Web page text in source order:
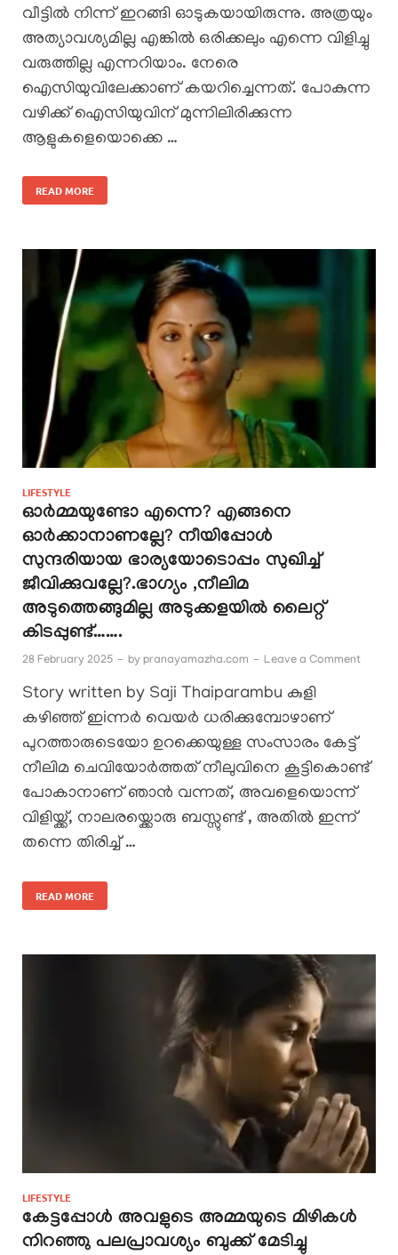
വീട്ടിൽ നിന്ന് ഇറങ്ങി ഓടുകയായിരുന്നു. അത്രയും
അത്യാവശ്യമില്ല എങ്കിൽ ഒരിക്കലും എന്നെ വിളിച്ചു
വരുത്തില്ല എന്നറിയാം. നേരെ
ഐസിയുവിലേക്കാണ് കയറിച്ചെന്നത്. പോകുന്ന
വഴിക്ക് ഐസിയുവിന് മുന്നിലിരിക്കുന്ന
ആളുകളെയൊക്കെ …
READ MORE
LIFESTYLE
ഓർമ്മയുണ്ടോ എന്നെ? എങ്ങനെ
ഓർക്കാനാണല്ലേ? നീയിപ്പോൾ
സുന്ദരിയായ ഭാര്യയോടൊപ്പം സുഖിച്ച്
ജീവിക്കുവല്ലേ?.ഭാഗ്യം ,നീലിമ
അടുത്തെങ്ങുമില്ല അടുക്കളയിൽ ലൈറ്റ്
കിടപ്പുണ്ട്…….
28 February 2025 - by pranayamazha.com - Leave a Comment
Story written by Saji Thaiparambu കുളി
കഴിഞ്ഞ് ഇiന്നർ വെയർ ധരിക്കുമ്പോഴാണ്
പുറത്താരുടെയോ ഉറക്കെയുള്ള സംസാരം കേട്ട്
നീലിമ ചെവിയോർത്തത് നീലുവിനെ കൂട്ടികൊണ്ട്
പോകാനാണ് ഞാൻ വന്നത്, അവളെയൊന്ന്
വിളിയ്ക്ക്, നാലരയ്ക്കൊരു ബസ്സുണ്ട് , അതിൽ ഇന്ന്
തന്നെ തിരിച്ച് …
READ MORE
LIFESTYLE
കേട്ടപ്പോൾ അവളുടെ അമ്മയുടെ മിഴികൾ
നിറഞ്ഞു പലപ്രാവശ്യം ബുക്ക് മേടിച്ചു